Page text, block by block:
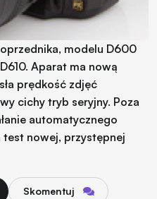
modelu D600
Aparat ma nową
prędkość zdjęć
cichy tryb seryjny. Poza
automatycznego
test nowej, przystępnej
Skomentuj